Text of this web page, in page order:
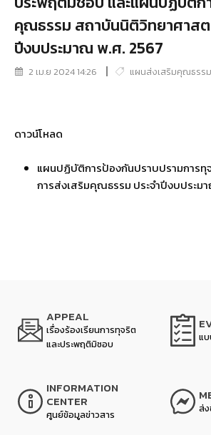
คุณธรรม สถาบันนิติวิทยาศาสต
ปีงบประมาณ พ.ศ. 2567
2 เม.ย 2024 14:26 แผนส่งเสริมคุณธรร
ดาวน์โหลด
แผนปฏิบัติการป้องกันปราบปรามการ
การส่งเสริมคุณธรรม ประจำปีงบประ
APPEAL
เรื่องร้องเรียนการทุจริต
และประพฤติมิชอบ
แ
INFORMATION
CENTER
ศูนย์ข้อมูลข่าวสาร ส่